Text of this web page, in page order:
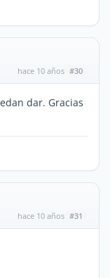
hace 10 años #30
dar. Gracias
hace 10 años #31